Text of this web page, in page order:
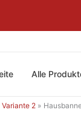
Alle
Variante 2